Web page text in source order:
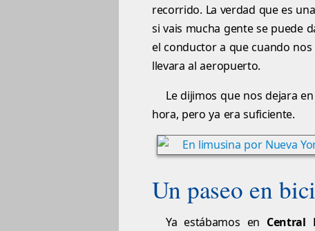
recorrido. La verdad que es
si vais mucha gente se puede
el conductor a que cuando
llevara al aeropuerto.
Le dijimos que nos dejara
hora, pero ya era suficiente.
Un paseo en
Ya estábamos en Central